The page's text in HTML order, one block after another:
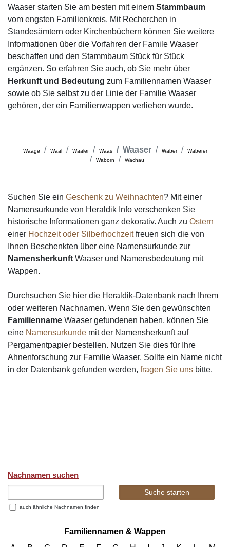
Waaser starten Sie am besten mit einem Stammbaum
vom engsten Familienkreis. Mit Recherchen in
Standesämtern oder Kirchenbüchern können Sie weitere
Informationen über die Vorfahren der Famile Waaser
beschaffen und den Stammbaum Stück für Stück
ergänzen. So erfahren Sie auch, ob Sie mehr über
Herkunft und Bedeutung zum Familiennamen Waaser
sowie ob Sie selbst zu der Linie der Familie Waaser
gehören, der ein Familienwappen verliehen wurde.
Waage Waal Waaler Waas Waaser Waber
Waberer
Waborn
Wachau
Suchen Sie ein Geschenk zu Weihnachten? Mit einer
Namensurkunde von Heraldik Info verschenken Sie
historische Informationen ganz dekorativ. Auch zu Ostern
einer Hochzeit oder Silberhochzeitfreuen sich die von
Ihnen Beschenkten über eine Namensurkunde zur
Namensherkunft Waaser und Namensbedeutung mit
Wappen.
Durchsuchen Sie hier die Heraldik-Datenbank nach Ihrem
oder weiteren Nachnamen. Wenn Sie den gewünschten
Familienname Waaser gefundenen haben, können Sie
eine Namensurkunde mit der Namensherkunft auf
Pergamentpapier bestellen. Nutzen Sie dies für Ihre
Ahnenforschung zur Familie Waaser. Sollte ein Name nicht
in der Datenbank gefunden werden, fragen Sie uns bitte.
Nachnamen suchen
auch ähnliche Nachnamen finden
Familiennamen & Wappen